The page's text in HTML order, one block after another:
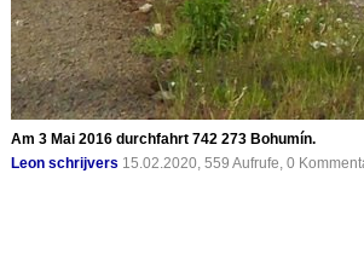
Am 3 Mai 2016 durchfahrt 742 273 Bohumín.
Leon schrijvers 15.02.2020, 559 Aufrufe, 0